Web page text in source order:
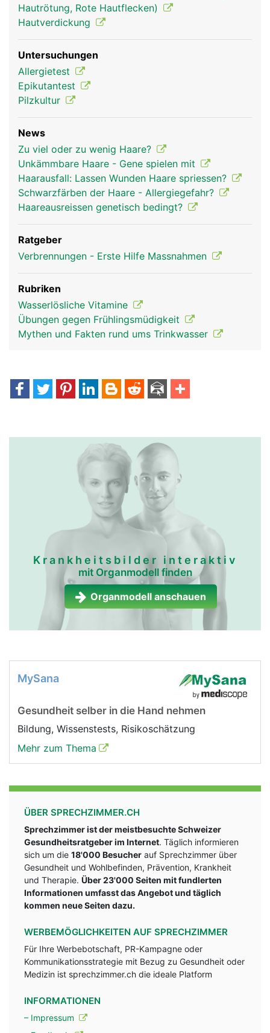
Hautrötung, Rote Hautflecken)
Hautverdickung
Untersuchungen
Allergietest
Epikutantest
Pilzkultur
News
Zu viel oder zu wenig Haare?
Unkämmbare Haare - Gene spielen mit
Haarausfall: Lassen Wunden Haare spriessen?
Schwarzfärben der Haare - Allergiegefahr?
Haareausreissen genetisch bedingt?
Ratgeber
Verbrennungen - Erste Hilfe Massnahmen
Rubriken
Wasserlösliche Vitamine
Übungen gegen Frühlingsmüdigkeit
Mythen und Fakten rund ums Trinkwasser
Krankheitsbilder interaktiv
mit Organmodell finden
Organmodell anschauen
MySana
Gesundheit selber in die Hand nehmen
Bildung, Wissenstests, Risikoschätzung
Mehr zum Thema
ÜBER SPRECHZIMMER.CH
Sprechzimmer ist der meistbesuchte Schweizer
Gesundheitsratgeber im Internet. Täglich informieren
sich um die 18'000 Besucher auf Sprechzimmer über
Gesundheit und Wohlbefinden, Prävention, Krankheit
und Therapie. Über 23'000 Seiten mit fundlerten
Informationen umfasst das Angebot und täglich
kommen neue Seiten dazu.
WERBEMÖGLICHKEITEN AUF SPRECHZIMMER
Für Ihre Werbebotschaft, PR-Kampagne oder
Kommunikationsstrategie mit Bezug zu Gesundheit oder
Medizin ist sprechzimmer.ch die ideale Platform
INFORMATIONEN
– Impressum